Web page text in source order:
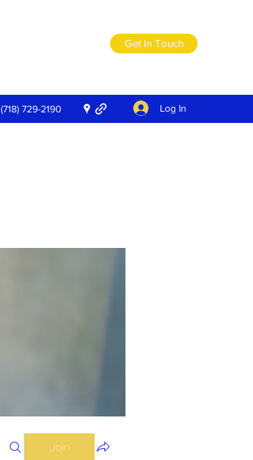
Get In Touch
(718) 729-2190 Log In
Join